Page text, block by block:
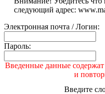
следующий адрес:
Электронная почта / Логин:
Пароль:
Введенные данные
и
Введите